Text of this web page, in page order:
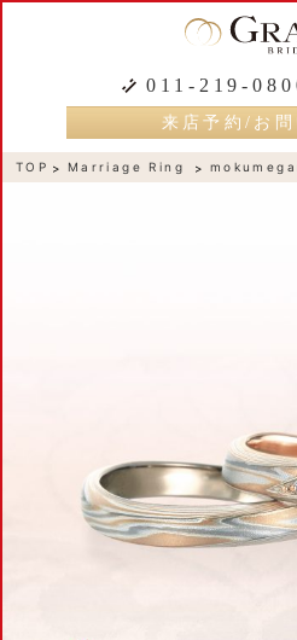
011-219-
来店予約/お
TOP Marriage Ring